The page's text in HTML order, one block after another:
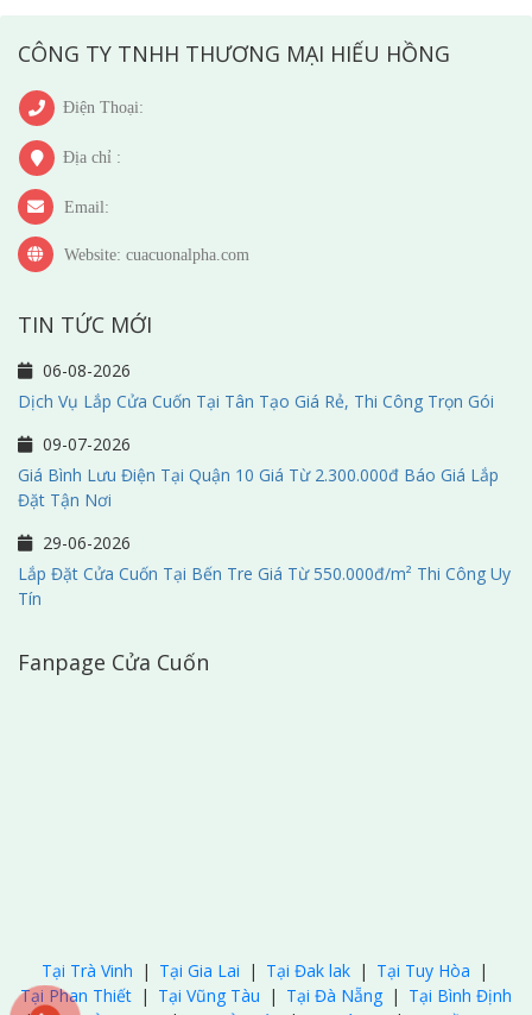
CÔNG TY TNHH THƯƠNG MẠI HIẾU HỒNG
Điện Thoại:
Địa chỉ :
Email:
Website: cuacuonalpha.com
TIN TỨC MỚI
06-08-2026
Dịch Vụ Lắp Cửa Cuốn Tại Tân Tạo Giá Rẻ, Thi Công Trọn Gói
09-07-2026
Giá Bình Lưu Điện Tại Quận 10 Giá Từ 2.300.000đ Báo Giá Lắp
Đặt Tận Nơi
29-06-2026
Lắp Đặt Cửa Cuốn Tại Bến Tre Giá Từ 550.000đ/m² Thi Công Uy
Tín
Fanpage Cửa Cuốn
Tại Trà Vinh | Tại Gia Lai | Tại Đak lak | Tại Tuy Hòa |
Tại Phan Thiết | Tại Vũng Tàu | Tại Đà Nẵng | Tại Bình Định